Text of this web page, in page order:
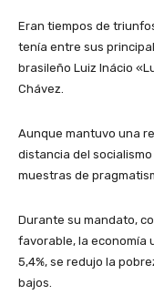
Eran tiempos de
tenía entre sus
brasileño Luiz Inácio
Chávez.
Aunque mantuvo una
distancia del
muestras de
Durante su mandato,
favorable, la economía
5,4%, se redujo la
bajos.